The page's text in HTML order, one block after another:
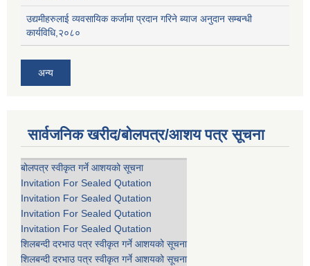
उद्यमीहरुलाई व्यवसायिक कर्जामा प्रदान गरिने ब्याज अनुदान सम्बन्धी
कार्यविधि,२०८०
अन्य
सार्वजनिक खरीद/बोलपत्र/आशय पत्र सूचना
बोलपत्र स्वीकृत गर्ने आशयको सूचना
Invitation For Sealed Qutation
Invitation For Sealed Qutation
Invitation For Sealed Qutation
Invitation For Sealed Qutation
शिलबन्दी दरभाउ पत्र स्वीकृत गर्ने आशयको सूचना
शिलबन्दी दरभाउ पत्र स्वीकृत गर्ने आशयको सूचना